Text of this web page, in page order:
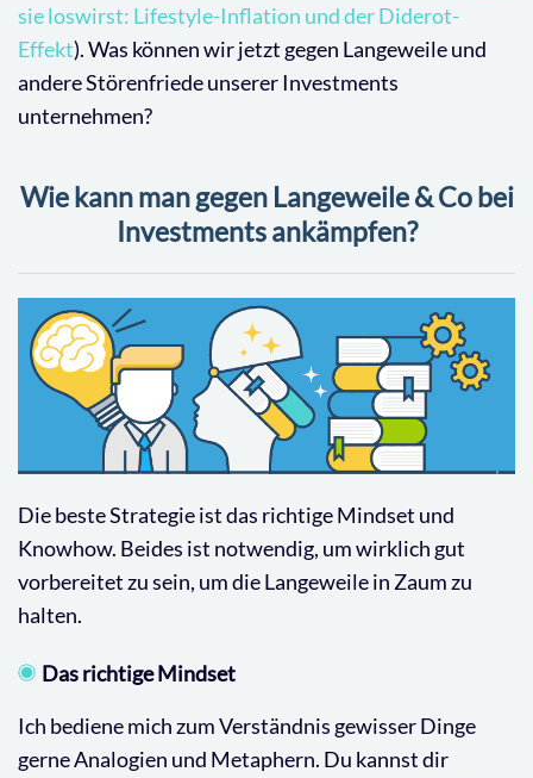
sie loswirst: Lifestyle-Inflation und der Diderot-
Effekt). Was können wir jetzt gegen Langeweile und
andere Störenfriede unserer Investments
unternehmen?
Wie kann man gegen Langeweile & Co bei
Investments ankämpfen?
Die beste Strategie ist das richtige Mindset und
Knowhow. Beides ist notwendig, um wirklich gut
vorbereitet zu sein, um die Langeweile in Zaum zu
halten.
Das richtige Mindset
Ich bediene mich zum Verständnis gewisser Dinge
gerne Analogien und Metaphern. Du kannst dir